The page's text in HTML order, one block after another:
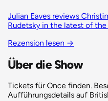
Julian Eaves reviews
Rudetsky in the latest of
Rezension lesen →
Über die Show
Tickets für Once finden.
Aufführungsdetails auf